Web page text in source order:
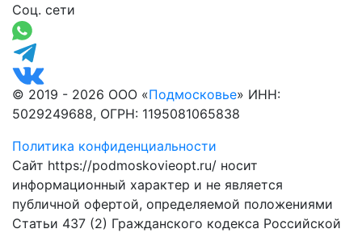
Соц. сети
© 2019 - 2026 ООО «Подмосковье» ИНН:
5029249688, ОГРН: 1195081065838
Политика конфиденциальности
Сайт https://podmoskovieopt.ru/ носит
информационный характер и не является
публичной офертой, определяемой положениями
Статьи 437 (2) Гражданского кодекса Российской